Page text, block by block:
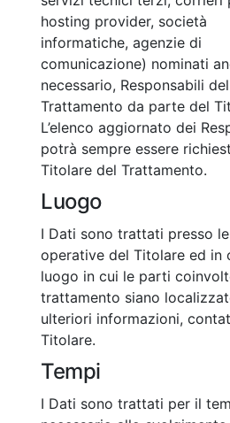
hosting provider, società
informatiche, agenzie di
comunicazione) nominati
necessario, Responsabili del
Trattamento da parte del
L’elenco aggiornato dei
potrà sempre essere
Titolare del Trattamento.
Luogo
I Dati sono trattati presso
operative del Titolare ed in
luogo in cui le parti
trattamento siano
ulteriori informazioni,
Titolare.
Tempi
I Dati sono trattati per il